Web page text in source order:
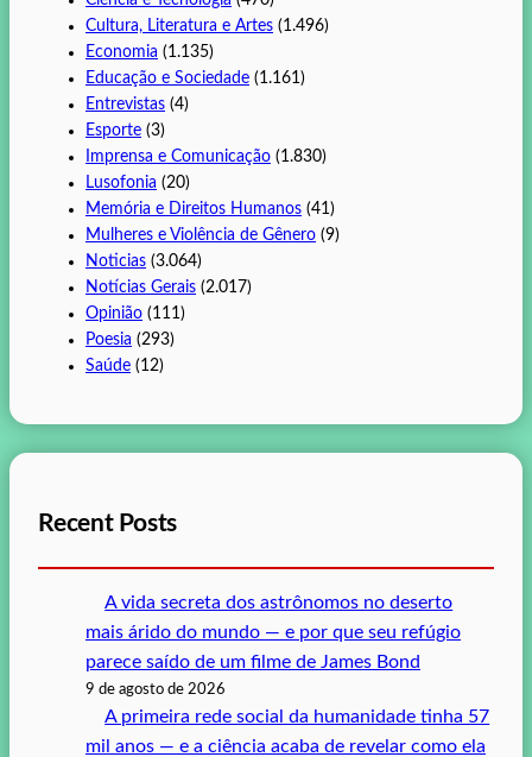
Cultura, Literatura e Artes (1.496)
Economia (1.135)
Educação e Sociedade (1.161)
Entrevistas (4)
Esporte (3)
Imprensa e Comunicação (1.830)
Lusofonia (20)
Memória e Direitos Humanos (41)
Mulheres e Violência de Gênero (9)
Noticias (3.064)
Notícias Gerais (2.017)
Opinião (111)
Poesia (293)
Saúde (12)
Recent Posts
A vida secreta dos astrônomos no deserto
mais árido do mundo — e por que seu refúgio
parece saído de um filme de James Bond
9 de agosto de 2026
A primeira rede social da humanidade tinha 57
mil anos — e a ciência acaba de revelar como ela